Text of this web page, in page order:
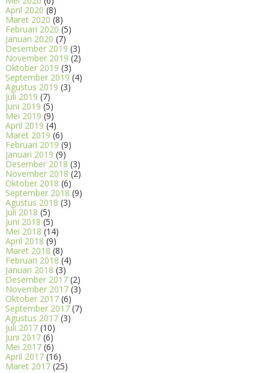
April 2020 (8)
Maret 2020 (8)
Februari 2020 (5)
Januari 2020 (7)
Desember 2019 (3)
November 2019 (2)
Oktober 2019 (3)
September 2019 (4)
Agustus 2019 (3)
Juli 2019 (7)
Juni 2019 (5)
Mei 2019 (9)
April 2019 (4)
Maret 2019 (6)
Februari 2019 (9)
Januari 2019 (9)
Desember 2018 (3)
November 2018 (2)
Oktober 2018 (6)
September 2018 (9)
Agustus 2018 (3)
Juli 2018 (5)
Juni 2018 (5)
Mei 2018 (14)
April 2018 (9)
Maret 2018 (8)
Februari 2018 (4)
Januari 2018 (3)
Desember 2017(2)
November 2017(3)
Oktober 2017(6)
September 2017(7)
Agustus 2017(3)
Juli 2017(10)
Juni 2017(6)
Mei 2017(6)
April 2017(16)
Maret 2017(25)